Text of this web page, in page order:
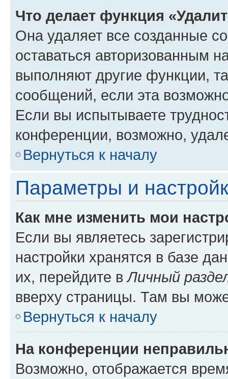
Что делает функция
Она удаляет все созданные
оставаться авторизованным
выполняют другие функции,
сообщений, если эта
Если вы испытываете
конференции, возможно,
Вернуться к началу
Параметры и
Как мне изменить мои
Если вы являетесь
настройки хранятся в базе
их, перейдите вЛичный
вверху страницы. Там вы
Вернуться к началу
На конференции
Возможно, отображается